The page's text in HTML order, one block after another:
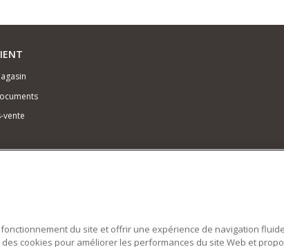
vente
du site et offrir une expérience de navigation
cookies pour améliorer les performances du site Web et